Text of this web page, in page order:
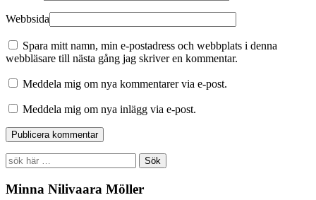
Webbsida
Spara mitt namn, min e-postadress och webbplats i denna
webbläsare till nästa gång jag skriver en kommentar.
Meddela mig om nya kommentarer via e-post.
Meddela mig om nya inlägg via e-post.
Search
for:
Minna Nilivaara Möller